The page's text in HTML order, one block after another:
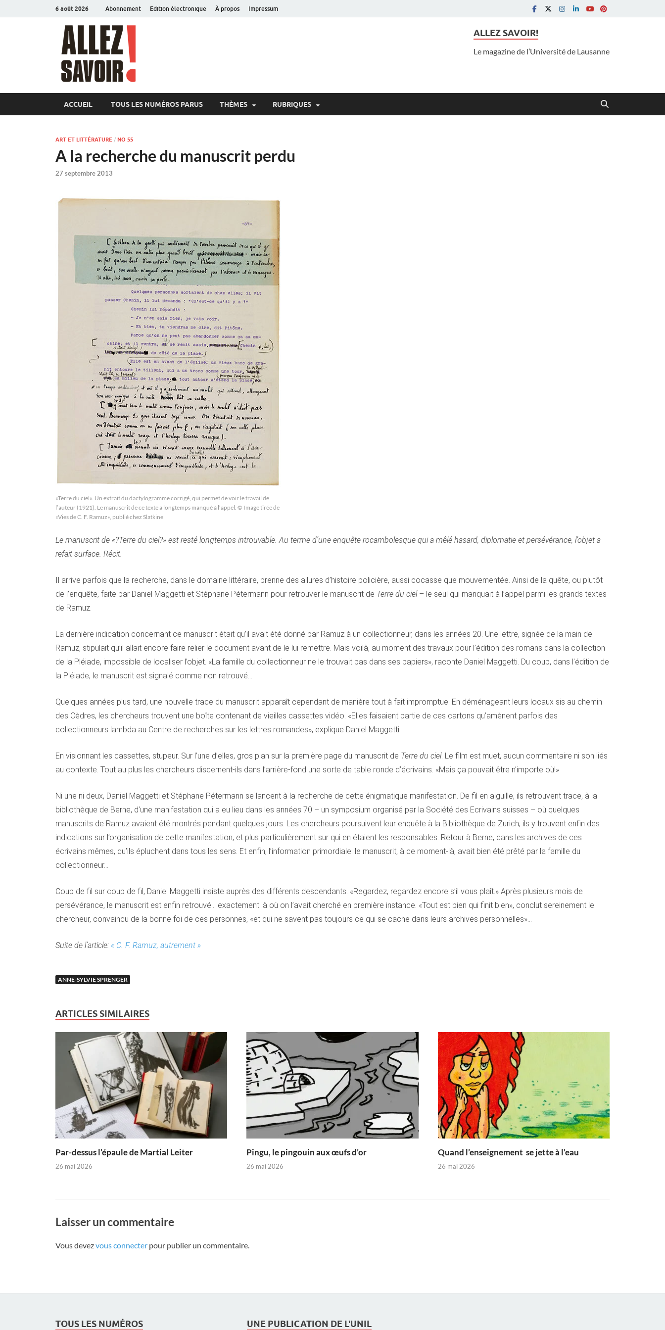
6 août 2026 Abonnement Edition électronique À propos Impressum
ALLEZ SAVOIR!
Le magazine de l’Université de Lausanne
ACCUEIL TOUS LES NUMÉROS PARUS THÈMES RUBRIQUES
ART ET LITTÉRATURE / NO 55
A la recherche du manuscrit perdu
27 septembre 2013
«Terre du ciel». Un extrait du dactylogramme corrigé, qui permet de voir le travail de
l’auteur (1921). Le manuscrit de ce texte a longtemps manqué à l’appel. © Image tirée de
«Vies de C. F. Ramuz», publié chez Slatkine
Le manuscrit de «?Terre du ciel?» est resté longtemps introuvable. Au terme d’une enquête rocambolesque qui a mêlé hasard, diplomatie et persévérance, l’objet a
refait surface. Récit.
Il arrive parfois que la recherche, dans le domaine littéraire, prenne des allures d’histoire policière, aussi cocasse que mouvementée. Ainsi de la quête, ou plutôt
de l’enquête, faite par Daniel Maggetti et Stéphane Pétermann pour retrouver le manuscrit de Terre du ciel– le seul qui manquait à l’appel parmi les grands textes
de Ramuz.
La dernière indication concernant ce manuscrit était qu’il avait été donné par Ramuz à un collectionneur, dans les années 20. Une lettre, signée de la main de
Ramuz, stipulait qu’il allait encore faire relier le document avant de le lui remettre. Mais voilà, au moment des travaux pour l’édition des romans dans la collection
de la Pléiade, impossible de localiser l’objet. «La famille du collectionneur ne le trouvait pas dans ses papiers», raconte Daniel Maggetti. Du coup, dans l’édition de
la Pléiade, le manuscrit est signalé comme non retrouvé…
Quelques années plus tard, une nouvelle trace du manuscrit apparaît cependant de manière tout à fait impromptue. En déménageant leurs locaux sis au chemin
des Cèdres, les chercheurs trouvent une boîte contenant de vieilles cassettes vidéo. «Elles faisaient partie de ces cartons qu’amènent parfois des
collectionneurs lambda au Centre de recherches sur les lettres romandes», explique Daniel Maggetti.
En visionnant les cassettes, stupeur. Sur l’une d’elles, gros plan sur la première page du manuscrit de Terre du ciel. Le film est muet, aucun commentaire ni son liés
au contexte. Tout au plus les chercheurs discernent-ils dans l’arrière-fond une sorte de table ronde d’écrivains. «Mais ça pouvait être n’importe où!»
Ni une ni deux, Daniel Maggetti et Stéphane Pétermann se lancent à la recherche de cette énigmatique manifestation. De fil en aiguille, ils retrouvent trace, à la
bibliothèque de Berne, d’une manifestation qui a eu lieu dans les années 70 – un symposium organisé par la Société des Ecrivains suisses – où quelques
manuscrits de Ramuz avaient été montrés pendant quelques jours. Les chercheurs poursuivent leur enquête à la Bibliothèque de Zurich, ils y trouvent enfin des
indications sur l’organisation de cette manifestation, et plus particulièrement sur qui en étaient les responsables. Retour à Berne, dans les archives de ces
écrivains mêmes, qu’ils épluchent dans tous les sens. Et enfin, l’information primordiale: le manuscrit, à ce moment-là, avait bien été prêté par la famille du
collectionneur…
Coup de fil sur coup de fil, Daniel Maggetti insiste auprès des différents descendants. «Regardez, regardez encore s’il vous plaît.» Après plusieurs mois de
persévérance, le manuscrit est enfin retrouvé… exactement là où on l’avait cherché en première instance. «Tout est bien qui finit bien», conclut sereinement le
chercheur, convaincu de la bonne foi de ces personnes, «et qui ne savent pas toujours ce qui se cache dans leurs archives personnelles»…
Suite de l’article: « C. F. Ramuz, autrement »
ANNE-SYLVIE SPRENGER
ARTICLES SIMILAIRES
Par-dessus l’épaule de Martial Leiter
26 mai 2026
Pingu, le pingouin aux œufs d’or
26 mai 2026
Quand l’enseignement se jette à l’eau
26 mai 2026
Laisser un commentaire
Vous devezvous connecter pour publier un commentaire.
TOUS LES NUMÉROS UNE PUBLICATION DE L'UNIL